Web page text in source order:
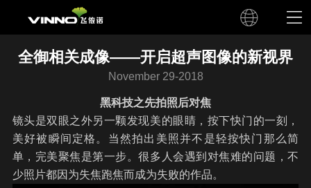
全御相关成像——开启超声图像的新视界
November 29-2018
黑科技之先拍照后对焦
镜头是双眼之外另一颗发现美的眼睛，按下快门的一刻，
美好被瞬间定格。当然拍出美照并不是轻按快门那么简
单，完美聚焦是第一步。很多人会遇到对焦难的问题，不
少照片都因为失焦跑焦而成为失败的作品。